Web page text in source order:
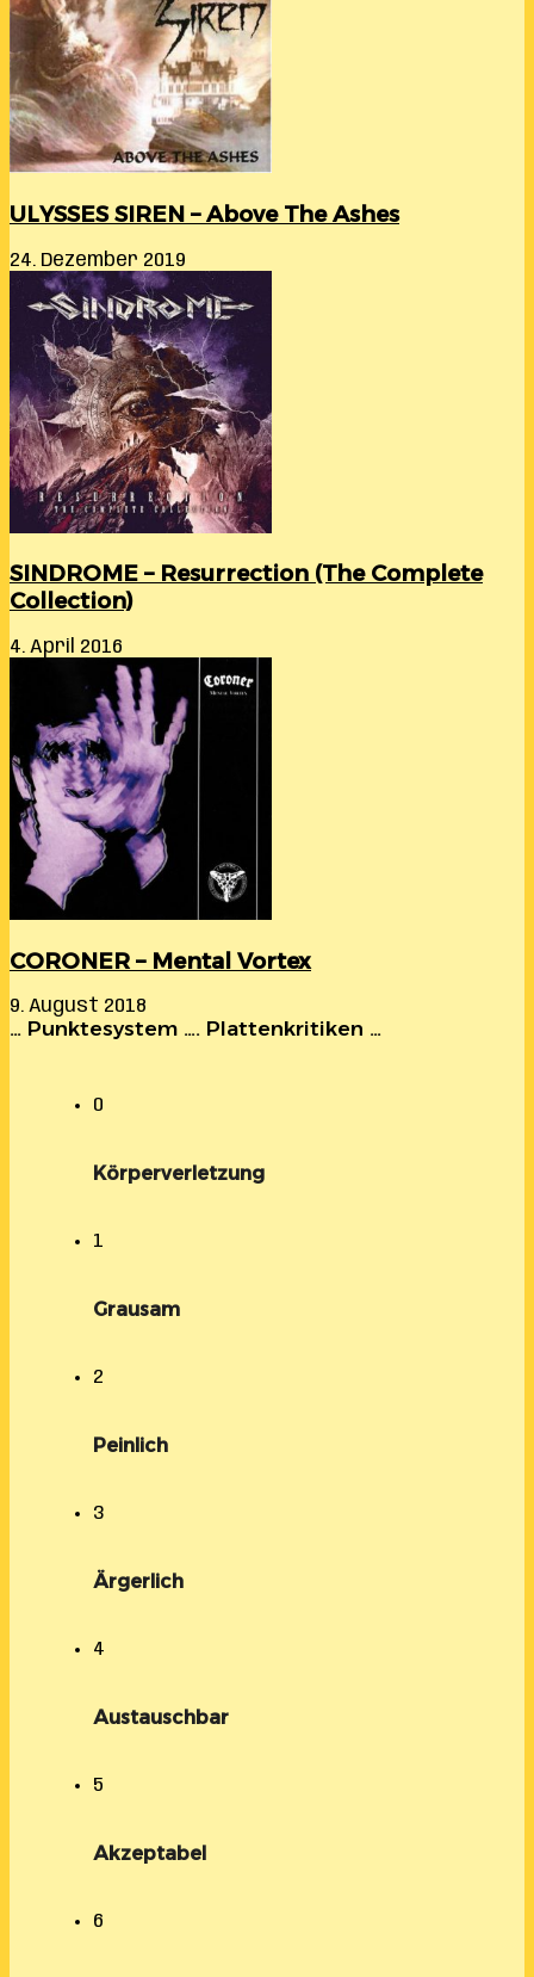
ULYSSES SIREN – Above The Ashes
24. Dezember 2019
SINDROME – Resurrection (The Complete
Collection)
4. April 2016
CORONER – Mental Vortex
9. August 2018
… Punktesystem …. Plattenkritiken …
0
Körperverletzung
1
Grausam
2
Peinlich
3
Ärgerlich
4
Austauschbar
5
Akzeptabel
6